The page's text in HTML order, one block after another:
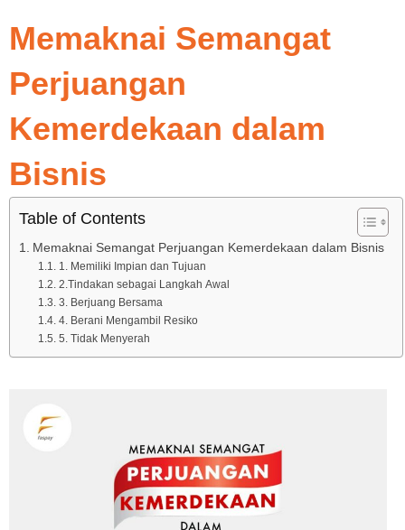
Memaknai Semangat
Perjuangan
Kemerdekaan dalam
Bisnis
Table of Contents
Memaknai Semangat Perjuangan Kemerdekaan dalam Bisnis
1. Memiliki Impian dan Tujuan
2.Tindakan sebagai Langkah Awal
3. Berjuang Bersama
4. Berani Mengambil Resiko
5. Tidak Menyerah